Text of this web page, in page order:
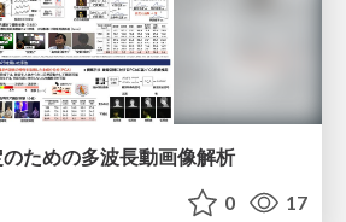
ための多波長動画像解析
0 17